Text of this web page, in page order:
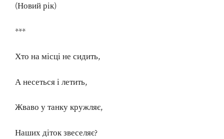
(Новий рік)
***
Хто на місці не сидить,
А несеться і летить,
Жваво у танку кружляє,
Наших діток звеселяє?